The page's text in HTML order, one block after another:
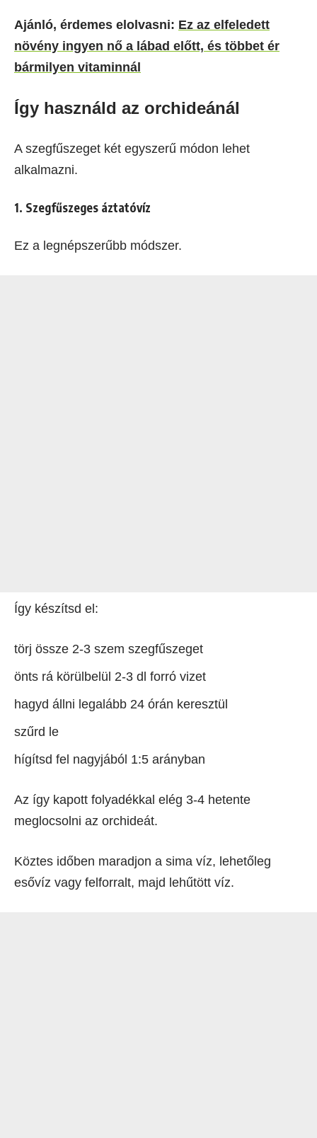
Ajánló, érdemes elolvasni: Ez az elfeledett
növény ingyen nő a lábad előtt, és többet ér
bármilyen vitaminnál
Így használd az orchideánál
A szegfűszeget két egyszerű módon lehet
alkalmazni.
1. Szegfűszeges áztatóvíz
Ez a legnépszerűbb módszer.
Így készítsd el:
törj össze 2-3 szem szegfűszeget
önts rá körülbelül 2-3 dl forró vizet
hagyd állni legalább 24 órán keresztül
szűrd le
hígítsd fel nagyjából 1:5 arányban
Az így kapott folyadékkal elég 3-4 hetente
meglocsolni az orchideát.
Köztes időben maradjon a sima víz, lehetőleg
esővíz vagy felforralt, majd lehűtött víz.